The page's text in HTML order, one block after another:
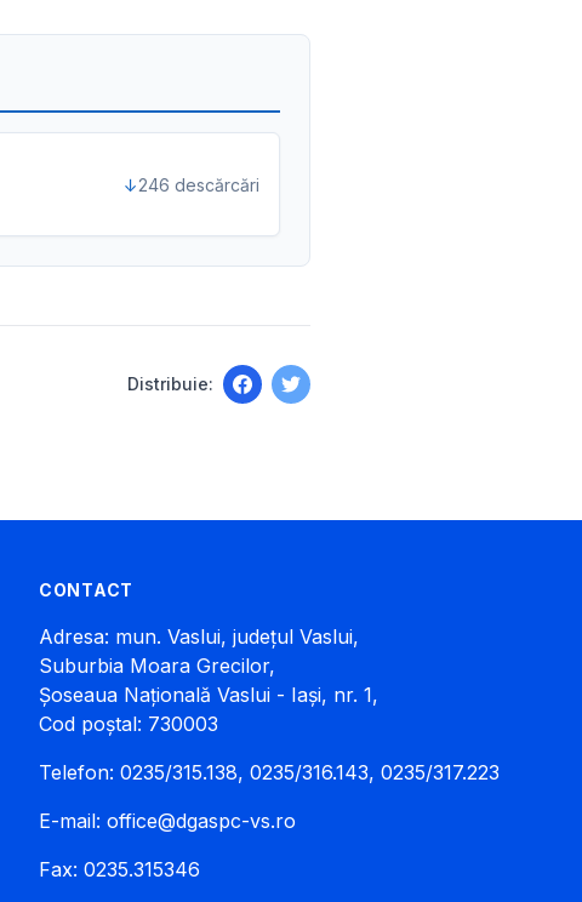
246 descărcări
Distribuie:
CONTACT
Adresa: mun. Vaslui, județul Vaslui,
Suburbia Moara Grecilor,
Șoseaua Națională Vaslui - Iași, nr. 1,
Cod poștal: 730003
Telefon: 0235/315.138, 0235/316.143, 0235/317.223
E-mail: office@dgaspc-vs.ro
Fax: 0235.315346